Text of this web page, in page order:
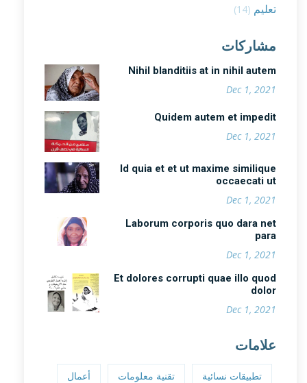
تعليم (14)
مشاركات
Nihil blanditiis at in nihil autem
Dec 1, 2021
Quidem autem et impedit
Dec 1, 2021
Id quia et et ut maxime similique
occaecati ut
Dec 1, 2021
Laborum corporis quo dara net
para
Dec 1, 2021
Et dolores corrupti quae illo quod
dolor
Dec 1, 2021
علامات
تطبيقات نسائية تقنية معلومات أعمال